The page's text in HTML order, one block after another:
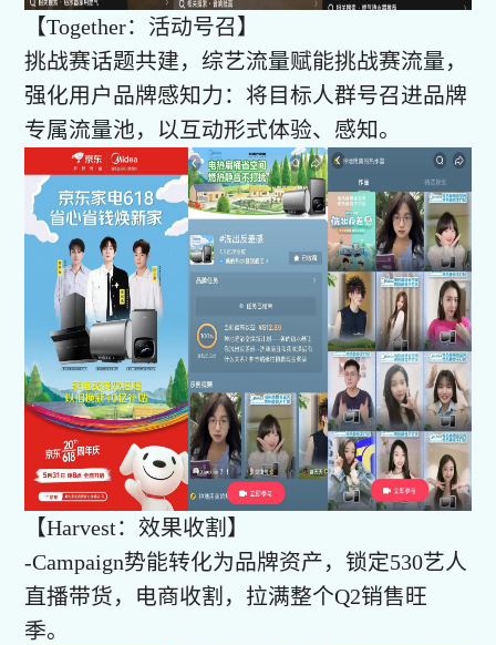
【Together：活动号召】
挑战赛话题共建，综艺流量赋能挑战赛流量，
强化用户品牌感知力：将目标人群号召进品牌
专属流量池，以互动形式体验、感知。
【Harvest：效果收割】
-Campaign势能转化为品牌资产，锁定530艺人
直播带货，电商收割，拉满整个Q2销售旺
季。